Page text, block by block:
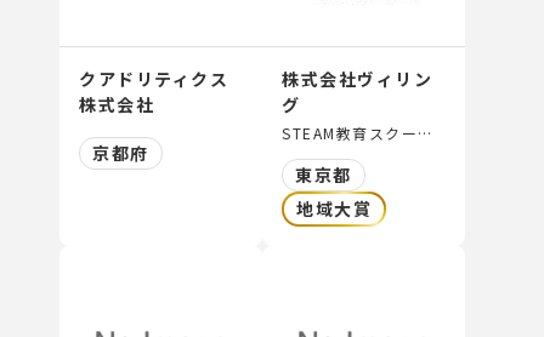
クアドリティクス
株式会社
京都府
株式会社ヴィリン
グ
STEAM教育スクールの運営・FC展開、学童保育、探求型学習スクールの運営
東京都
地域大賞